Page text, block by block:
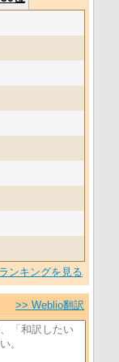
ンキングを見る
>> Weblio翻訳